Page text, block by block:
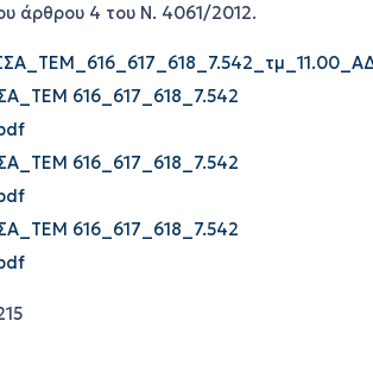
άρθρου 4 του Ν. 4061/2012.
616_617_618_7.542
616_617_618_7.542
616_617_618_7.542